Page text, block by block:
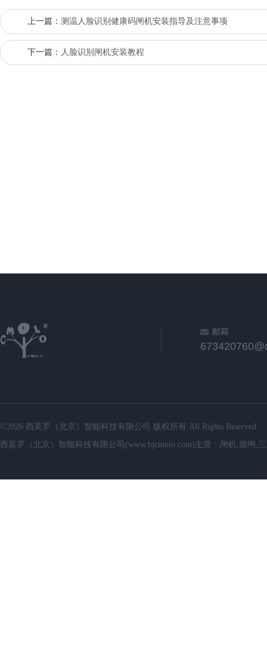
上一篇： 测温人脸识别健康码闸机安装指导及注意事项
下一篇： 人脸识别闸机安装教程
邮箱
©2026 西莫罗（北京）智能科技有限公司 版权所有 All Rights Reserved.
西莫罗（北京）智能科技有限公司(www.bjcmolo.com)主营：闸机,摆闸,